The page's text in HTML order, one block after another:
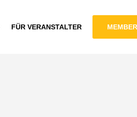
FÜR VERANSTALTER